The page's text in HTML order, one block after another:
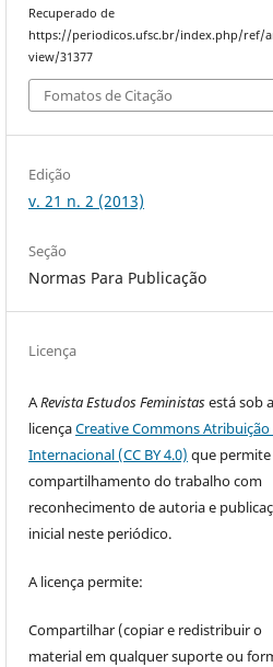
Recuperado de
https://periodicos.ufsc.br/index.php/ref/
view/31377
Fomatos de Citação
Edição
v. 21 n. 2 (2013)
Seção
Normas Para Publicação
Licença
ARevista Estudos Feministasestá sob a
licençaCreative Commons Atribuição
Internacional (CC BY 4.0) que
compartilhamento do trabalho com
reconhecimento de autoria e
inicial neste periódico.
A licença permite:
Compartilhar (copiar e redistribuir o
material em qualquer suporte ou